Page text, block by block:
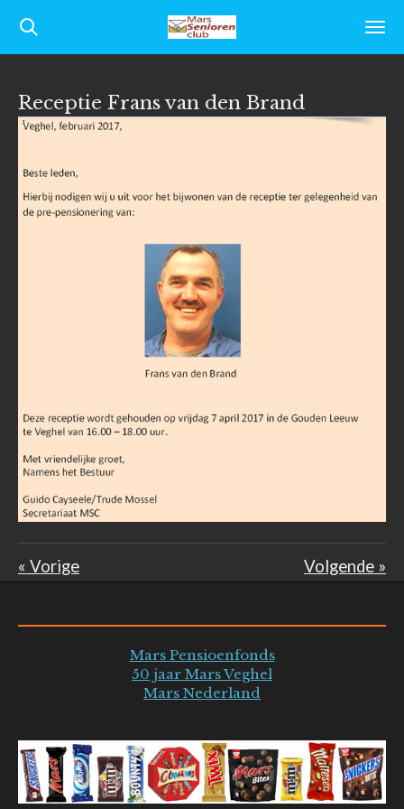
Ga
direct
de
Receptie Frans van den Brand
« Vorige Volgende »
Mars Pensioenfonds
50 jaar Mars Veghel
Mars Nederland